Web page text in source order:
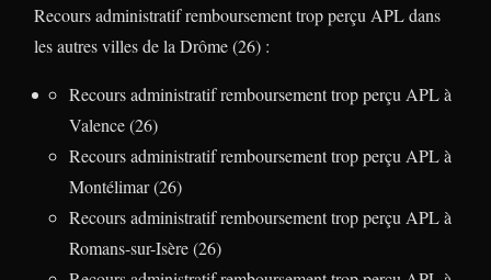
Recours administratif remboursement trop perçu APL dans
les autres villes de la Drôme (26) :
Recours administratif remboursement trop perçu APL à
Valence (26)
Recours administratif remboursement trop perçu APL à
Montélimar (26)
Recours administratif remboursement trop perçu APL à
Romans-sur-Isère (26)